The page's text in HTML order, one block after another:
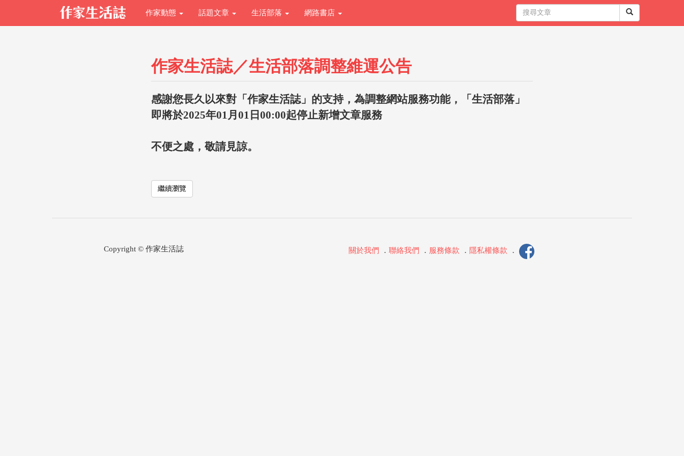
作家動態 話題文章 生活部落 網路書店
作家生活誌／生活部落調整維運公告
感謝您長久以來對「作家生活誌」的支持，為調整網站服務功能，「生活部落」
即將於2025年01月01日00:00起停止新增文章服務
不便之處，敬請見諒。
繼續瀏覽
Copyright © 作家生活誌 關於我們 ． 聯絡我們 ． 服務條款 ． 隱私權條款 ．